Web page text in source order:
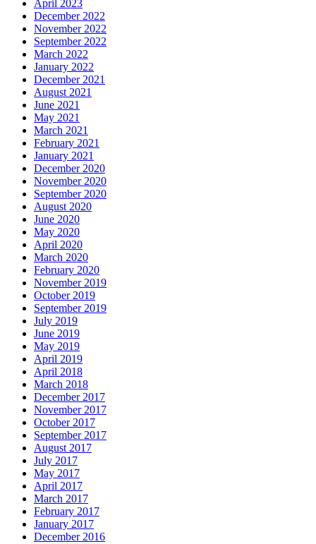
April 2023
December 2022
November 2022
September 2022
March 2022
January 2022
December 2021
August 2021
June 2021
May 2021
March 2021
February 2021
January 2021
December 2020
November 2020
September 2020
August 2020
June 2020
May 2020
April 2020
March 2020
February 2020
November 2019
October 2019
September 2019
July 2019
June 2019
May 2019
April 2019
April 2018
March 2018
December 2017
November 2017
October 2017
September 2017
August 2017
July 2017
May 2017
April 2017
March 2017
February 2017
January 2017
December 2016